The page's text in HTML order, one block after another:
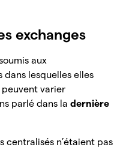
exchanges
aux
lesquelles elles
varier
parlé dans la dernière
centralisés n’étaient pas